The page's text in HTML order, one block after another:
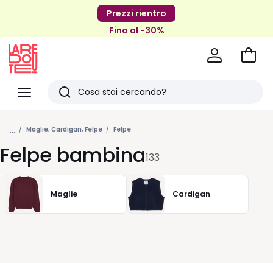
Prezzi rientro
Fino al -30%
Menu
Redoute
Ricerca
Ultimi
articoli
visti
Vai
... Maglie, Cardigan, Felpe Felpe
Felpe bambina133
Maglie Cardigan